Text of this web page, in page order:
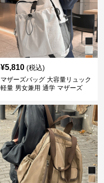
¥5,810 (税込)
マザーズバッグ 大容量リュック
軽量 男女兼用 通学 マザーズ